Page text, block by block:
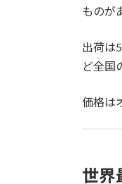
ものが
出荷は
ど全国
価格は
世界